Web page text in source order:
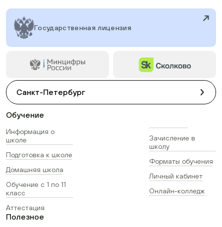
Государственная лицензия
Санкт-Петербург
Обучение
Информация о
школе
Подготовка к школе
Домашняя школа
Обучение с 1 по 11
класс
Аттестация
Зачисление в
школу
Форматы обучения
Личный кабинет
Онлайн-колледж
Полезное